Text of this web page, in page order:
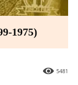
1975)
5481